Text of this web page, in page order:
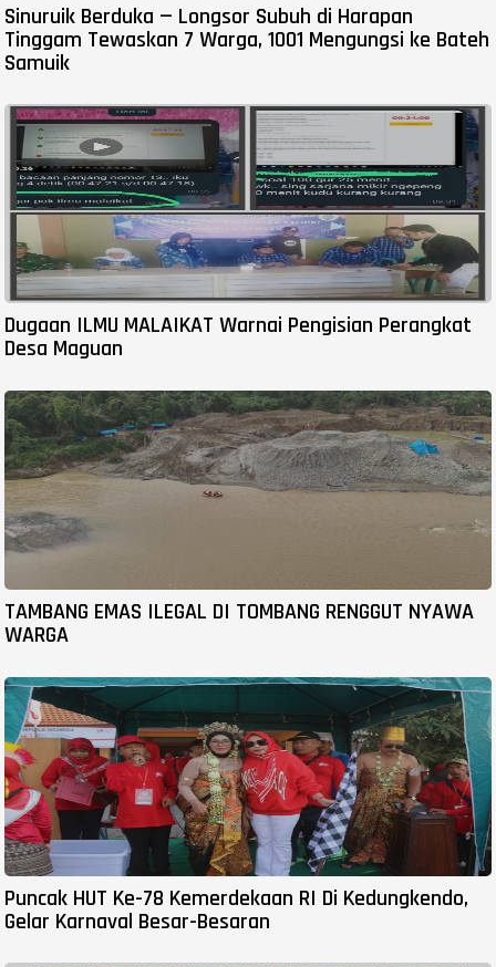
Sinuruik Berduka — Longsor Subuh di Harapan
Tinggam Tewaskan 7 Warga, 1001 Mengungsi ke Bateh
Samuik
Dugaan ILMU MALAIKAT Warnai Pengisian Perangkat
Desa Maguan
TAMBANG EMAS ILEGAL DI TOMBANG RENGGUT NYAWA
WARGA
Puncak HUT Ke-78 Kemerdekaan RI Di Kedungkendo,
Gelar Karnaval Besar-Besaran